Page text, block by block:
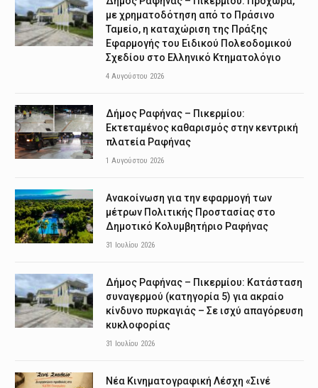
με χρηματοδότηση από το Πράσινο
Ταμείο, η καταχώριση της Πράξης
Εφαρμογής του Ειδικού Πολεοδομικού
Σχεδίου στο Ελληνικό Κτηματολόγιο
4 Αυγούστου 2026
Δήμος Ραφήνας – Πικερμίου:
Εκτεταμένος καθαρισμός στην κεντρική
πλατεία Ραφήνας
1 Αυγούστου 2026
Ανακοίνωση για την εφαρμογή των
μέτρων Πολιτικής Προστασίας στο
Δημοτικό Κολυμβητήριο Ραφήνας
31 Ιουλίου 2026
Δήμος Ραφήνας – Πικερμίου: Κατάσταση
συναγερμού (κατηγορία 5) για ακραίο
κίνδυνο πυρκαγιάς – Σε ισχύ απαγόρευση
κυκλοφορίας
31 Ιουλίου 2026
Νέα Κινηματογραφική Λέσχη «Σινέ